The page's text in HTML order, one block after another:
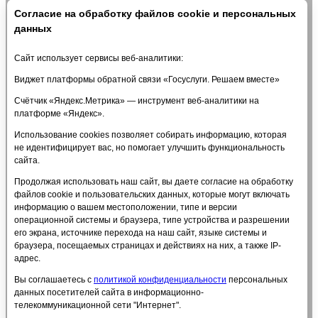
Образование
Педагогический состав
Материально-техническое обеспечение и
оснащенность образовательного процесса.
Стипендии и меры поддержки обучающихся
Платные образовательные услуги
Финансово-хозяйственная деятельность
Вакантные места для приема (перевода)
обучающихся
Организация питания в образовательной
организации
Платные услуги
Политика в отношении обработки персональных
данных
Антидопинг
Расписание тренировок
Объявления
Часто задаваемые вопросы
Обратная связь
Согласие на обработку файлов cookie и персональных
данных
Сайт использует сервисы веб-аналитики:
Виджет платформы обратной связи «Госуслуги. Решаем вместе»
Счётчик «Яндекс.Метрика» — инструмент веб-аналитики на
платформе «Яндекс».
Использование cookies позволяет собирать информацию, которая
не идентифицирует вас, но помогает улучшить функциональность
сайта.
Продолжая использовать наш сайт, вы даете согласие на обработку
файлов cookie и пользовательских данных, которые могут включать
информацию о вашем местоположении, типе и версии
операционной системы и браузера, типе устройства и разрешении
его экрана, источнике перехода на наш сайт, языке системы и
браузера, посещаемых страницах и действиях на них, а также IP-
адрес.
Вы соглашаетесь с политикой конфиденциальности персональных
данных посетителей сайта в информационно-
телекоммуникационной сети "Интернет".